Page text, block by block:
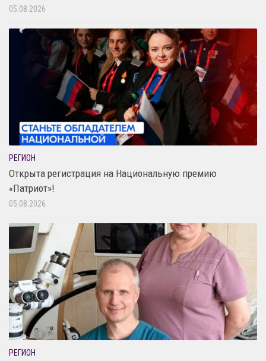
05.08.2026
РЕГИОН
Открыта регистрация на Национальную премию
«Патриот»!
05.08.2026
РЕГИОН